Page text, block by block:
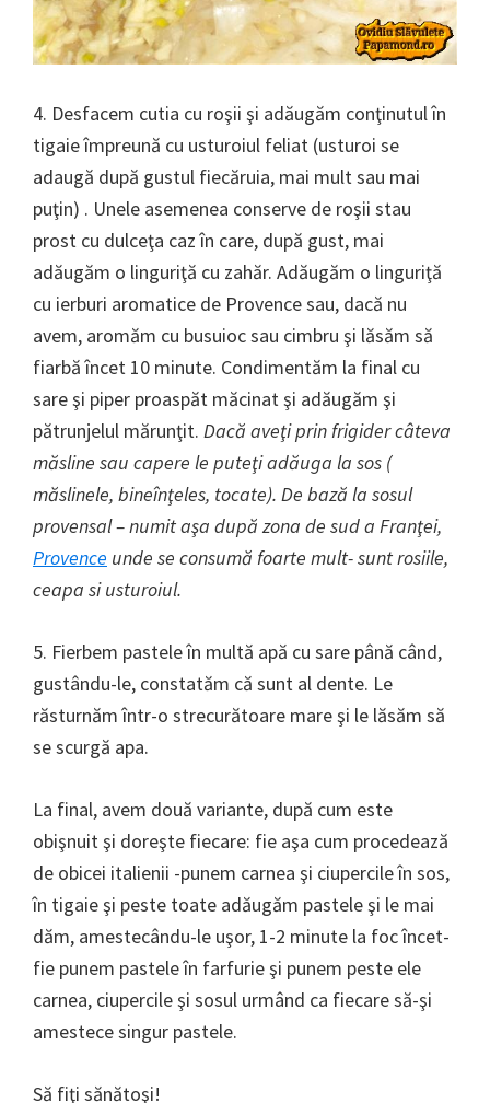
4. Desfacem cutia cu roşii şi adăugăm conţinutul în
tigaie împreună cu usturoiul feliat (usturoi se
adaugă după gustul fiecăruia, mai mult sau mai
puţin) . Unele asemenea conserve de roşii stau
prost cu dulceţa caz în care, după gust, mai
adăugăm o linguriţă cu zahăr. Adăugăm o linguriţă
cu ierburi aromatice de Provence sau, dacă nu
avem, aromăm cu busuioc sau cimbru şi lăsăm să
fiarbă încet 10 minute. Condimentăm la final cu
sare şi piper proaspăt măcinat şi adăugăm şi
pătrunjelul mărunţit. Dacă aveţi prin frigider câteva
măsline sau capere le puteţi adăuga la sos (
măslinele, bineînţeles, tocate). De bază la sosul
provensal – numit aşa după zona de sud a Franţei,
Provence unde se consumă foarte mult- sunt rosiile,
ceapa si usturoiul.
5. Fierbem pastele în multă apă cu sare până când,
gustându-le, constatăm că sunt al dente. Le
răsturnăm într-o strecurătoare mare şi le lăsăm să
se scurgă apa.
La final, avem două variante, după cum este
obişnuit şi doreşte fiecare: fie aşa cum procedează
de obicei italienii -punem carnea şi ciupercile în sos,
în tigaie şi peste toate adăugăm pastele şi le mai
dăm, amestecându-le uşor, 1-2 minute la foc încet-
fie punem pastele în farfurie şi punem peste ele
carnea, ciupercile şi sosul urmând ca fiecare să-şi
amestece singur pastele.
Să fiţi sănătoşi!